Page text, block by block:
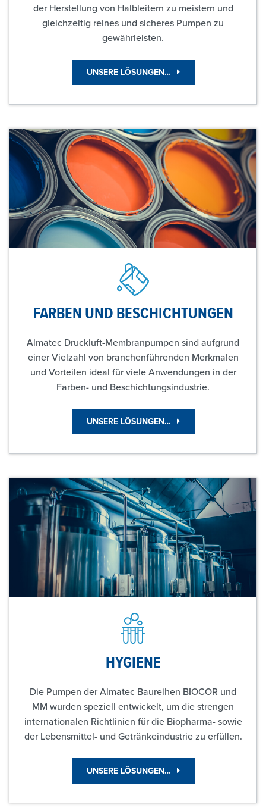
der Herstellung von Halbleitern zu meistern und
gleichzeitig reines und sicheres Pumpen zu
gewährleisten.
UNSERE LÖSUNGEN…
FARBEN UND BESCHICHTUNGEN
Almatec Druckluft-Membranpumpen sind aufgrund
einer Vielzahl von branchenführenden Merkmalen
und Vorteilen ideal für viele Anwendungen in der
Farben- und Beschichtungsindustrie.
UNSERE LÖSUNGEN…
HYGIENE
Die Pumpen der Almatec Baureihen BIOCOR und
MM wurden speziell entwickelt, um die strengen
internationalen Richtlinien für die Biopharma- sowie
der Lebensmittel- und Getränkeindustrie zu erfüllen.
UNSERE LÖSUNGEN…